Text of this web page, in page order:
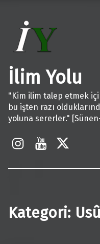
İlim Yolu
"Kim ilim talep etmek
bu işten razı
yoluna sererler."
Kategori: